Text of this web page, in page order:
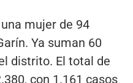
mujer de 94
Ya suman 60
distrito. El total de
con 1.161 casos